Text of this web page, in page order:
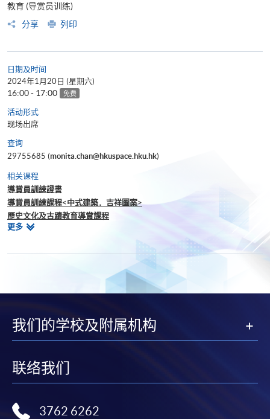
教育 (导赏员训练)
分享
列印
日期及时间
2024年1月20日 (星期六)
16:00 - 17:00 免费
活动形式
现场出席
查询
29755685 (monita.chan@hkuspace.hku.hk)
相关课程
導賞員訓練證書
導賞員訓練課程<中式建築．吉祥圖案>
歷史文化及古蹟教育導賞課程
導賞員訓練課程<通古識港．大埔區>
導賞員訓練課程<生態古蹟教育．九龍區>
導賞員訓練課程〈西式建築．教堂解碼〉
更多相
我们的学校及附属机构
联络我们
3762 6262